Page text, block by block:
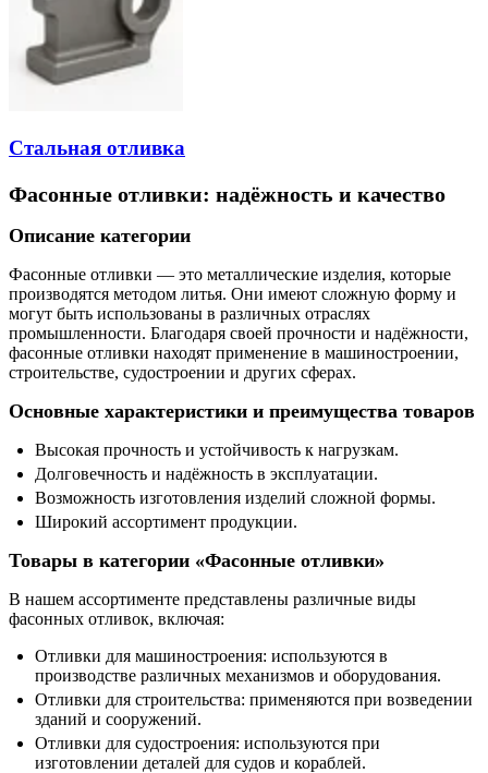
Стальная отливка
Фасонные отливки: надёжность и качество
Описание категории
Фасонные отливки — это металлические изделия, которые
производятся методом литья. Они имеют сложную форму и
могут быть использованы в различных отраслях
промышленности. Благодаря своей прочности и надёжности,
фасонные отливки находят применение в машиностроении,
строительстве, судостроении и других сферах.
Основные характеристики и преимущества товаров
Высокая прочность и устойчивость к нагрузкам.
Долговечность и надёжность в эксплуатации.
Возможность изготовления изделий сложной формы.
Широкий ассортимент продукции.
Товары в категории «Фасонные отливки»
В нашем ассортименте представлены различные виды
фасонных отливок, включая:
Отливки для машиностроения: используются в
производстве различных механизмов и оборудования.
Отливки для строительства: применяются при возведении
зданий и сооружений.
Отливки для судостроения: используются при
изготовлении деталей для судов и кораблей.